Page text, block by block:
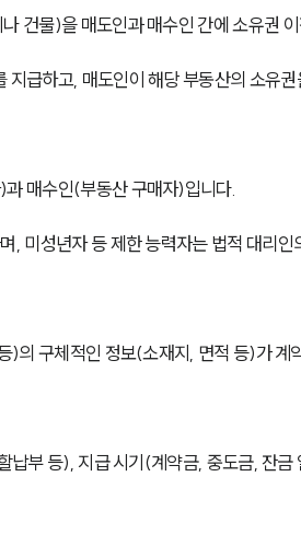
건물)을 매도인과 매수인 간에 소유권
급하고, 매도인이 해당 부동산의 소유
매수인(부동산 구매자)입니다.
, 미성년자 등 제한 능력자는 법적 대리인
)의 구체적인 정보(소재지, 면적 등)가 계
납부 등), 지급 시기(계약금, 중도금, 잔금